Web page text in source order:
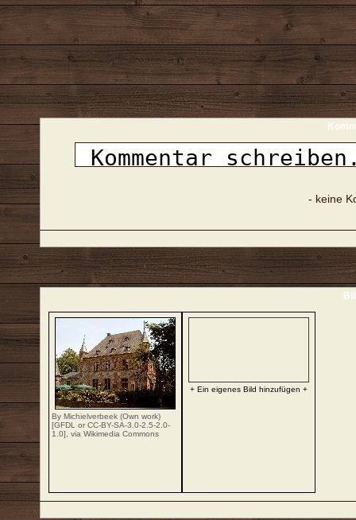
- keine
By Michielverbeek (Own work)
[GFDL or CC-BY-SA-3.0-2.5-2.0-
1.0], via Wikimedia Commons
+ Ein eigenes Bild hinzufügen +